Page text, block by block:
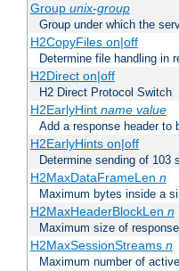
Group unix-group
Group under which the
H2CopyFiles on|off
Determine file handling in
H2Direct on|off
H2 Direct Protocol Switch
H2EarlyHint name value
Add a response header to
H2EarlyHints on|off
Determine sending of 103
H2MaxDataFrameLen n
Maximum bytes inside a
H2MaxHeaderBlockLen n
Maximum size of
H2MaxSessionStreams n
Maximum number of